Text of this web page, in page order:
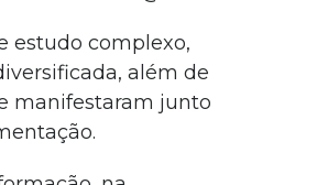
estudo complexo,
além de
manifestaram junto